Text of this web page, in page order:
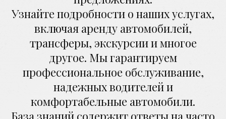
Узнайте подробности о наших услугах,
включая аренду автомобилей,
трансферы, экскурсии и многое
другое. Мы гарантируем
профессиональное обслуживание,
надежных водителей и
комфортабельные автомобили.
База знаний содержит ответы на часто